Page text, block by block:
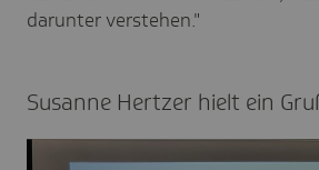
darunter verstehen."
Susanne Hertzer hielt ein